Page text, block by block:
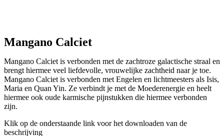
Mangano Calciet
Mangano Calciet is verbonden met de zachtroze galactische straal en
brengt hiermee veel liefdevolle, vrouwelijke zachtheid naar je toe.
Mangano Calciet is verbonden met Engelen en lichtmeesters als Isis,
Maria en Quan Yin. Ze verbindt je met de Moederenergie en heelt
hiermee ook oude karmische pijnstukken die hiermee verbonden
zijn.
Klik op de onderstaande link voor het downloaden van de
beschrijving